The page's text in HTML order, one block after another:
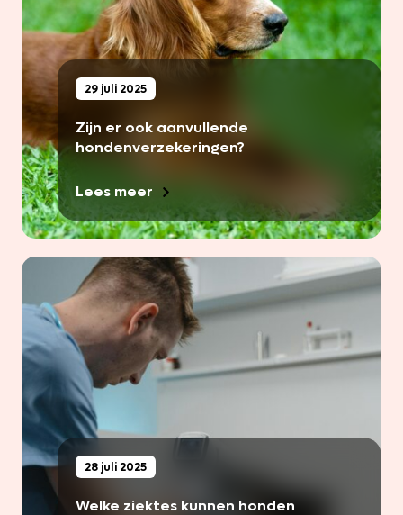
29 juli 2025
Zijn er ook aanvullende
hondenverzekeringen?
Lees meer
28 juli 2025
Welke ziektes kunnen honden